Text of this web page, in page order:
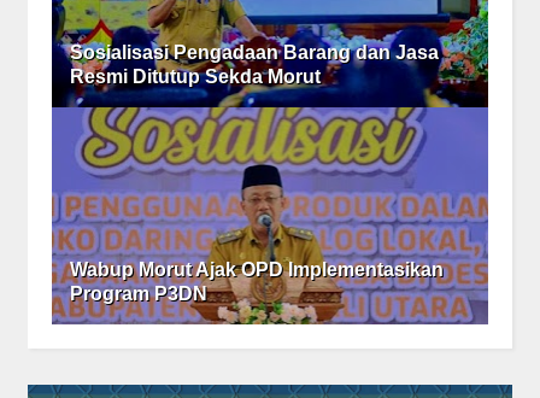
Sosialisasi Pengadaan Barang dan Jasa
Resmi Ditutup Sekda Morut
Wabup Morut Ajak OPD Implementasikan
Program P3DN